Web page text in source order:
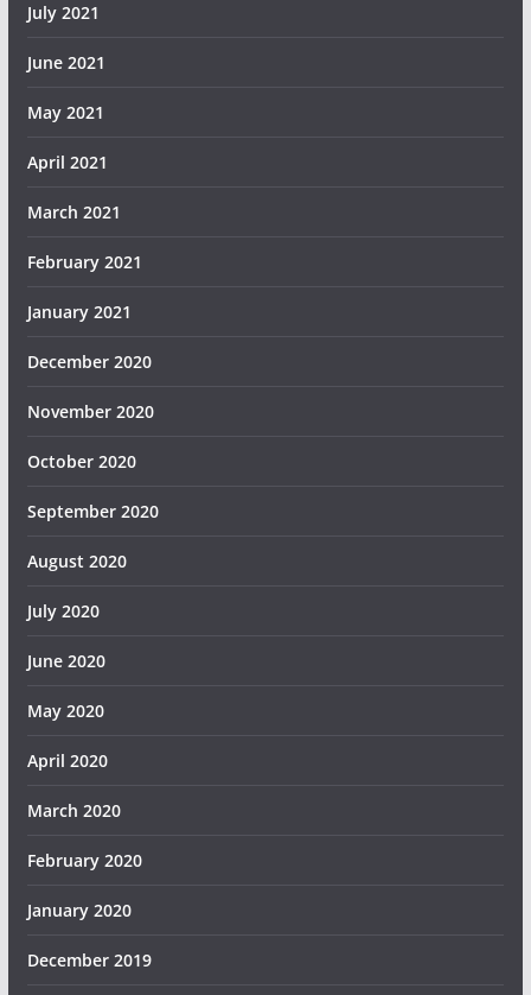
July 2021
June 2021
May 2021
April 2021
March 2021
February 2021
January 2021
December 2020
November 2020
October 2020
September 2020
August 2020
July 2020
June 2020
May 2020
April 2020
March 2020
February 2020
January 2020
December 2019